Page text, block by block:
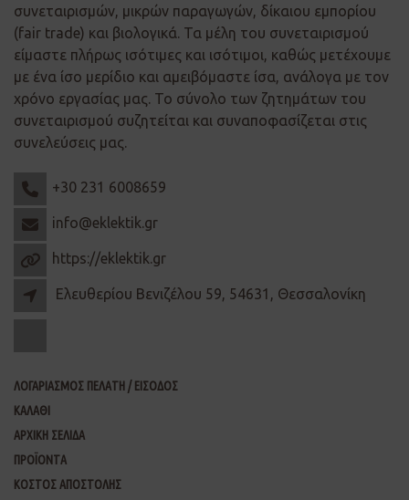
συνεταιρισμών, μικρών παραγωγών, δίκαιου εμπορίου
(fair trade) και βιολογικά. Τα μέλη του συνεταιρισμού
είμαστε πλήρως ισότιμες και ισότιμοι, καθώς μετέχουμε
με ένα ίσο μερίδιο και αμειβόμαστε ίσα, ανάλογα με τον
χρόνο εργασίας μας. Το σύνολο των ζητημάτων του
συνεταιρισμού συζητείται και συναποφασίζεται στις
συνελεύσεις μας.
+30 231 6008659
info@eklektik.gr
https://eklektik.gr
Ελευθερίου Βενιζέλου 59, 54631, Θεσσαλονίκη
ΛΟΓΑΡΙΑΣΜΟΣ ΠΕΛΑΤΗ / ΕΙΣΟΔΟΣ
ΚΑΛΑΘΙ
ΑΡΧΙΚΗ ΣΕΛΙΔΑ
ΠΡΟΪΟΝΤΑ
ΚΟΣΤΟΣ ΑΠΟΣΤΟΛΗΣ